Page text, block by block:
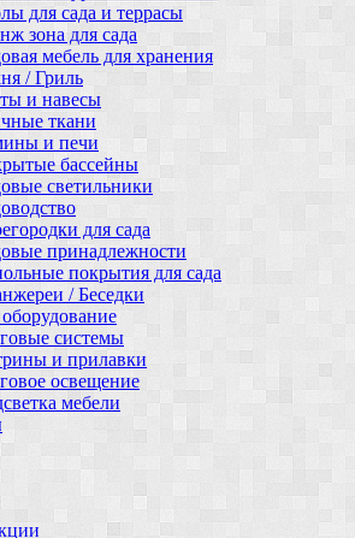
для сада и террасы
зона для сада
мебель для хранения
/ Гриль
и навесы
ткани
и печи
бассейны
светильники
для сада
принадлежности
покрытия для сада
/ Беседки
системы
и прилавки
освещение
мебели